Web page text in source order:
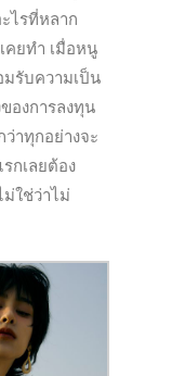
ไรที่หลาก
คยทำ เมื่อหนู
มรับความเป็น
องการลงทุน
าทุกอย่างจะ
กเลยต้อง
ม่ใช่ว่าไม่